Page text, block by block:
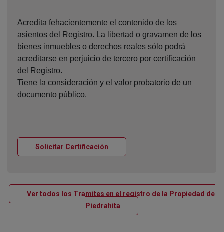
Acredita fehacientemente el contenido de los
asientos del Registro. La libertad o gravamen de los
bienes inmuebles o derechos reales sólo podrá
acreditarse en perjuicio de tercero por certificación
del Registro.
Tiene la consideración y el valor probatorio de un
documento público.
Solicitar Certificación
Ver todos los Tramites en el registro de la Propiedad de
Piedrahita Ventana nueva